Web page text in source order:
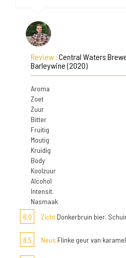
Review : Central Waters
Barleywine (2020)
Aroma
Zoet
Zuur
Bitter
Fruitig
Moutig
Kruidig
Body
Koolzuur
Alcohol
Intensit.
Nasmaak
6,0
Zicht Donkerbruin bier.
8,5 Neus Flinke geur van